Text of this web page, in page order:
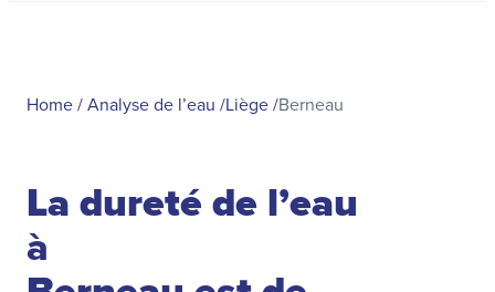
Home/Analyse de l’eau /Liège/Berneau
La dureté de l’eau
à